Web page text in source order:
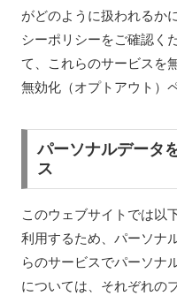
がどのように扱われるか
シーポリシーをご確認く
て、これらのサービスを
無効化（オプトアウト）
パーソナルデータ
ス
このウェブサイトでは以
利用するため、パーソナ
らのサービスでパーソナ
については、それぞれの